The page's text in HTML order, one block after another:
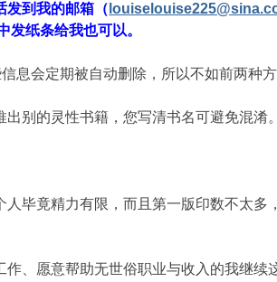
发到我的邮箱（
发纸条给我也可以。
息会定期被自动删除，所以不如前两种方
出别的灵性书籍，您写清书名可避免混淆。
毕竟精力有限，而且第一版印数不太
、愿意帮助无世俗职业与收入的我继续